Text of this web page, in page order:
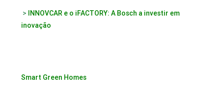
> INNOVCAR e o iFACTORY: A Bosch a investir em
inovação
Smart Green Homes